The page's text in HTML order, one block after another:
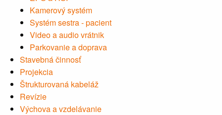
Kamerový systém
Systém sestra - pacient
Video a audio vrátnik
Parkovanie a doprava
Stavebná činnosť
Projekcia
Štrukturovaná kabeláž
Revízie
Výchova a vzdelávanie